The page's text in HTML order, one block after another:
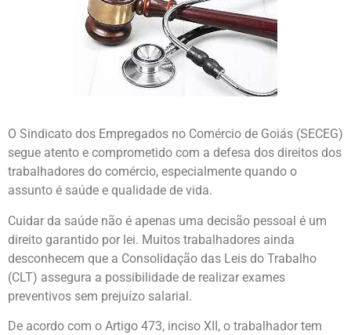
O Sindicato dos Empregados no Comércio de Goiás (SECEG)
segue atento e comprometido com a defesa dos direitos dos
trabalhadores do comércio, especialmente quando o
assunto é saúde e qualidade de vida.
Cuidar da saúde não é apenas uma decisão pessoal é um
direito garantido por lei. Muitos trabalhadores ainda
desconhecem que a Consolidação das Leis do Trabalho
(CLT) assegura a possibilidade de realizar exames
preventivos sem prejuízo salarial.
De acordo com o Artigo 473, inciso XII, o trabalhador tem